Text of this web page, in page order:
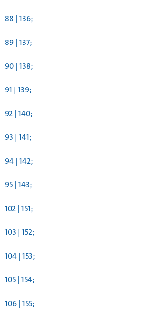
88 | 136;
89 | 137;
90 | 138;
91 | 139;
92 | 140;
93 | 141;
94 | 142;
95 | 143;
102 | 151;
103 | 152;
104 | 153;
105 | 154;
106 | 155;